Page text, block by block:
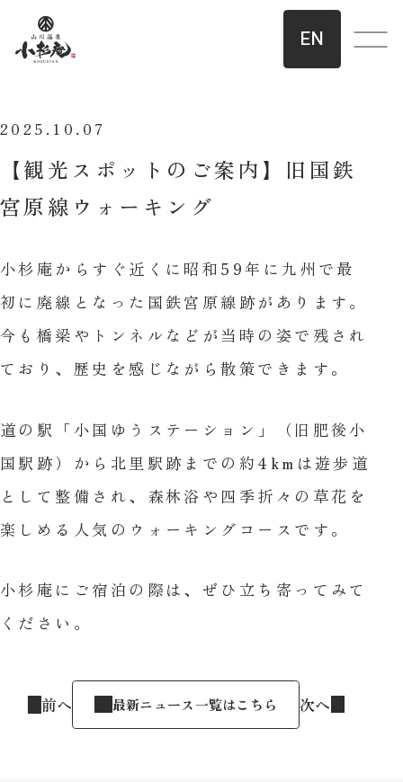
EN
2025.10.07
【観光スポットのご案内】旧国鉄
宮原線ウォーキング
小杉庵からすぐ近くに昭和59年に九州で最
初に廃線となった国鉄宮原線跡があります。
今も橋梁やトンネルなどが当時の姿で残され
ており、歴史を感じながら散策できます。
道の駅「小国ゆうステーション」（旧肥後小
国駅跡）から北里駅跡までの約4kmは遊歩道
として整備され、森林浴や四季折々の草花を
楽しめる人気のウォーキングコースです。
小杉庵にご宿泊の際は、ぜひ立ち寄ってみて
ください。
前へ 最新ニュース一覧はこちら 次へ